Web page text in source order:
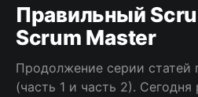
вашей
Правильный
Scrum Master
Продолжение серии статей
(часть 1 и часть 2).